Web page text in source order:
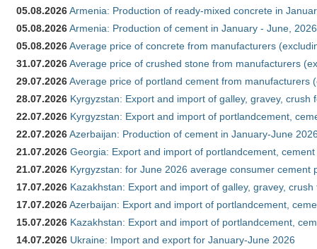
05.08.2026Armenia: Production of ready-mixed concrete in
05.08.2026Armenia: Production of cement in January - June, 2026
05.08.2026Average price of concrete from manufacturers
31.07.2026Average price of crushed stone from manufacturers
29.07.2026Average price of portland cement from manufacturers
28.07.2026 Kyrgyzstan: Export and import of galley, gravey,
22.07.2026 Kyrgyzstan: Export and import of portlandcement,
22.07.2026Azerbaijan: Production of cement in January-June
21.07.2026 Georgia: Export and import of portlandcement,
21.07.2026 Kyrgyzstan: for June 2026 average consumer cement
17.07.2026 Kazakhstan: Export and import of galley, gravey,
17.07.2026Azerbaijan: Export and import of portlandcement,
15.07.2026 Kazakhstan: Export and import of portlandcement,
14.07.2026 Ukraine: Import and export for January-June 2026